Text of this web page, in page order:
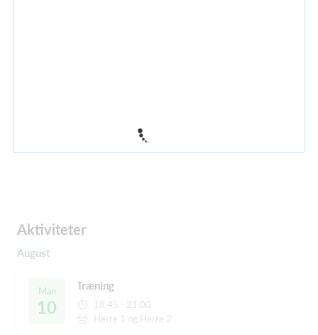
Aktiviteter
August
Man
10
Træning
18:45 - 21:00
Herre 1 og Herre 2